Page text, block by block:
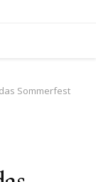
Sommerfest